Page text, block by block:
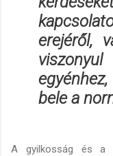
erejéről,
bele a
A gyilkosság és a